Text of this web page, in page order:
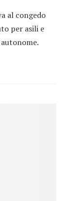
al congedo
per asili e